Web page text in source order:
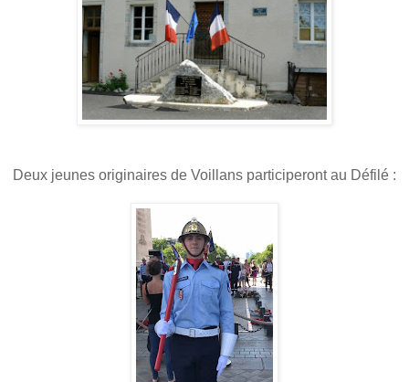
Deux jeunes originaires de Voillans participeront au Défilé :